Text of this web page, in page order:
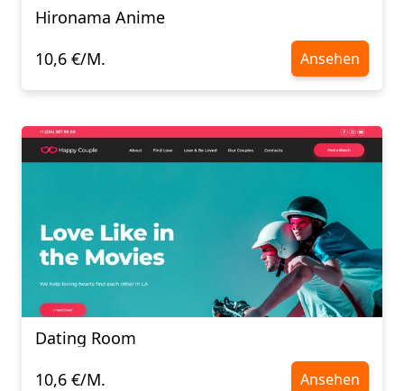
Hironama Anime
10,6 €/M.
Ansehen
Dating Room
10,6 €/M.
Ansehen